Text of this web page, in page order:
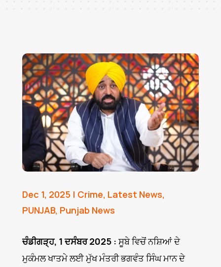
Dec 1, 2025 | Crime, Latest News,
PUNJAB, Punjab News
ਚੰਡੀਗੜ੍ਹ, 1 ਦਸੰਬਰ 2025 : ਸੂਬੇ ਵਿਚੋਂ ਨਸ਼ਿਆਂ ਦੇ
ਮੁਕੰਮਲ ਖਾਤਮੇ ਲਈ ਮੁੱਖ ਮੰਤਰੀ ਭਗਵੰਤ ਸਿੰਘ ਮਾਨ ਦੇ